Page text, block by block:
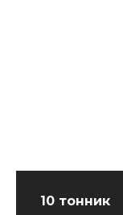
10 тонник